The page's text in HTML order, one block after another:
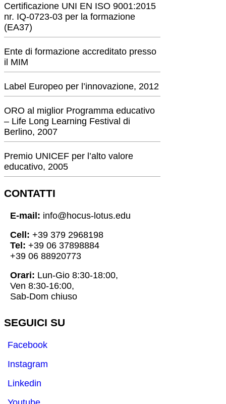
Certificazione UNI EN ISO 9001:2015
nr. IQ-0723-03 per la formazione
(EA37)
Ente di formazione accreditato presso
il MIM
Label Europeo per l’innovazione, 2012
ORO al miglior Programma educativo
– Life Long Learning Festival di
Berlino, 2007
Premio UNICEF per l’alto valore
educativo, 2005
CONTATTI
E-mail: info@hocus-lotus.edu
Cell: +39 379 2968198
Tel: +39 06 37898884
+39 06 88920773
Orari: Lun-Gio 8:30-18:00,
Ven 8:30-16:00,
Sab-Dom chiuso
SEGUICI SU
Facebook
Instagram
Linkedin